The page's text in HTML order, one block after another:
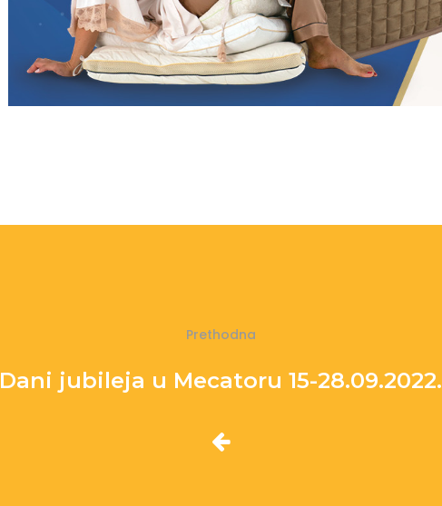
Prethodna
Dani jubileja u Mecatoru 15-28.09.2022.